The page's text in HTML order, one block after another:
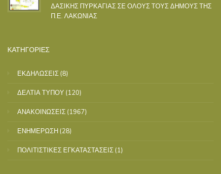
ΔΑΣΙΚΗΣ ΠΥΡΚΑΓΙΑΣ ΣΕ ΟΛΟΥΣ ΤΟΥΣ ΔΗΜΟΥΣ ΤΗΣ
Π.Ε. ΛΑΚΩΝΙΑΣ
ΚΑΤΗΓΟΡΙΕΣ
ΕΚΔΗΛΩΣΕΙΣ (8)
ΔΕΛΤΙΑ ΤΥΠΟΥ (120)
ΑΝΑΚΟΙΝΩΣΕΙΣ (1967)
ΕΝΗΜΕΡΩΣΗ (28)
ΠΟΛΙΤΙΣΤΙΚΕΣ ΕΓΚΑΤΑΣΤΑΣΕΙΣ (1)